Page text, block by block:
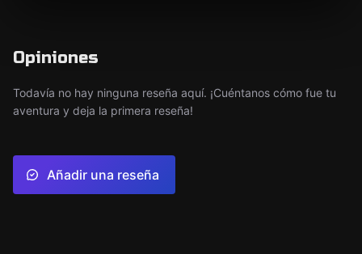
Opiniones
Todavía no hay ninguna reseña aquí. ¡Cuéntanos cómo fue tu
aventura y deja la primera reseña!
Añadir una reseña